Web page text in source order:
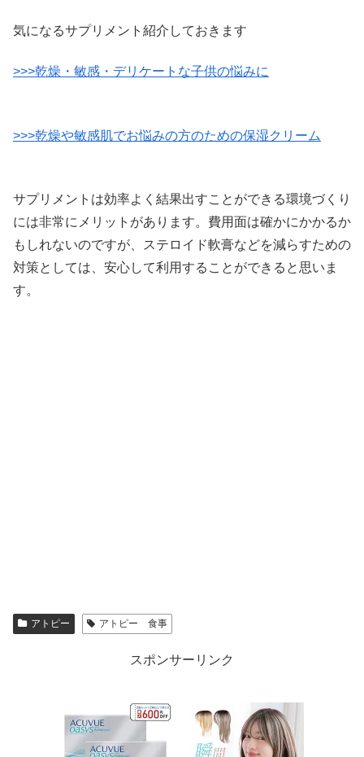
気になるサプリメント紹介しておきます
>>>乾燥・敏感・デリケートな子供の悩みに
>>>乾燥や敏感肌でお悩みの方のための保湿クリーム
サプリメントは効率よく結果出すことができる環境づくり
には非常にメリットがあります。費用面は確かにかかるか
もしれないのですが、ステロイド軟膏などを減らすための
対策としては、安心して利用することができると思いま
す。
アトピー アトピー 食事
スポンサーリンク